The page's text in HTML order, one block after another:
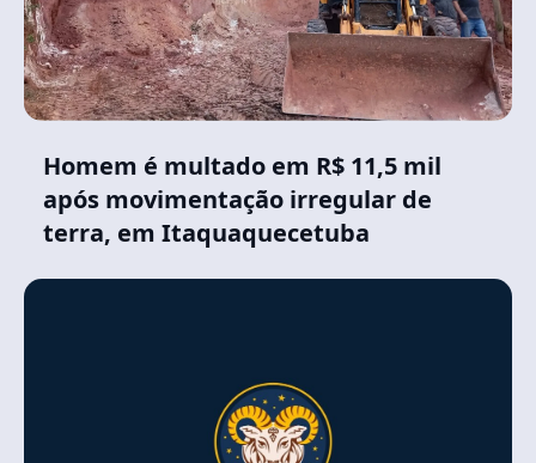
Homem é multado em R$ 11,5 mil
após movimentação irregular de
terra, em Itaquaquecetuba